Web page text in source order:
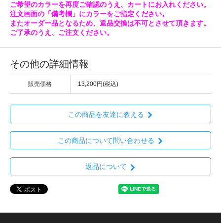
ご希望のカラーを再度ご確認のうえ、カートにお入れください。
注文画面の「備考欄」にカラーをご指定ください。
またオーダー品となるため、返品交換は不可とさせて頂きます。
ご了承のうえ、ご注文ください。
その他の詳細情報
販売価格 13,200円(税込)
この商品を友達に教える
この商品について問い合わせる
返品について